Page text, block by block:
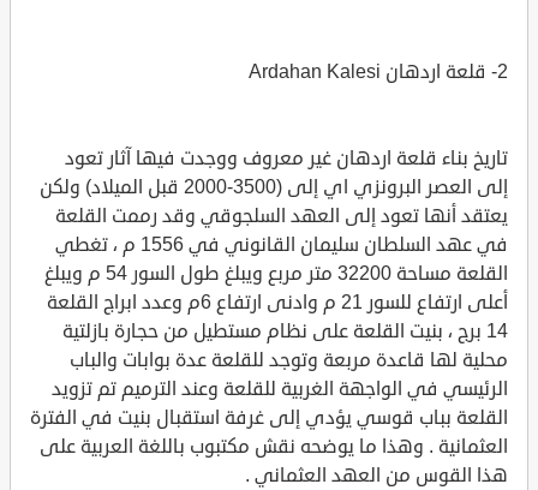
2- قلعة اردهان Ardahan Kalesi
تاريخ بناء قلعة اردهان غير معروف ووجدت فيها آثار تعود
إلى العصر البرونزي اي إلى (3500-2000 قبل الميلاد) ولكن
يعتقد أنها تعود إلى العهد السلجوقي وقد رممت القلعة
في عهد السلطان سليمان القانوني في 1556 م ، تغطي
القلعة مساحة 32200 متر مربع ويبلغ طول السور 54 م ويبلغ
أعلى ارتفاع للسور 21 م وادنى ارتفاع 6م وعدد ابراج القلعة
14 برج ، بنيت القلعة على نظام مستطيل من حجارة بازلتية
محلية لها قاعدة مربعة وتوجد للقلعة عدة بوابات والباب
الرئيسي في الواجهة الغربية للقلعة وعند الترميم تم تزويد
القلعة بباب قوسي يؤدي إلى غرفة استقبال بنيت في الفترة
العثمانية . وهذا ما يوضحه نقش مكتبوب باللغة العربية على
هذا القوس من العهد العثماني .